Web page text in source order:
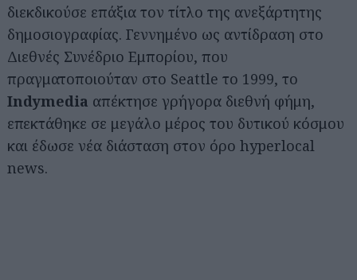
διεκδικούσε επάξια τον τίτλο της ανεξάρτητης
δημοσιογραφίας. Γεννημένο ως αντίδραση στο
Διεθνές Συνέδριο Εμπορίου, που
πραγματοποιούταν στο Seattle το 1999, το
Indymedia απέκτησε γρήγορα διεθνή φήμη,
επεκτάθηκε σε μεγάλο μέρος του δυτικού κόσμου
και έδωσε νέα διάσταση στον όρο hyperlocal
news.